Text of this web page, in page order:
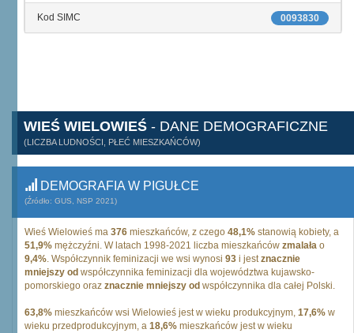
0093830
Kod SIMC
WIEŚ WIELOWIEŚ - DANE DEMOGRAFICZNE
(LICZBA LUDNOŚCI, PŁEĆ MIESZKAŃCÓW)
DEMOGRAFIA W PIGUŁCE
(Źródło: GUS, NSP 2021)
Wieś Wielowieś ma 376 mieszkańców, z czego 48,1% stanowią kobiety, a
51,9% mężczyźni. W latach 1998-2021 liczba mieszkańców zmalała o
9,4%. Współczynnik feminizacji we wsi wynosi 93 i jestznacznie
mniejszy od współczynnika feminizacji dla województwa kujawsko-
pomorskiego oraz znacznie mniejszy od współczynnika dla całej Polski.
63,8% mieszkańców wsi Wielowieś jest w wieku produkcyjnym, 17,6% w
wieku przedprodukcyjnym, a 18,6% mieszkańców jest w wieku